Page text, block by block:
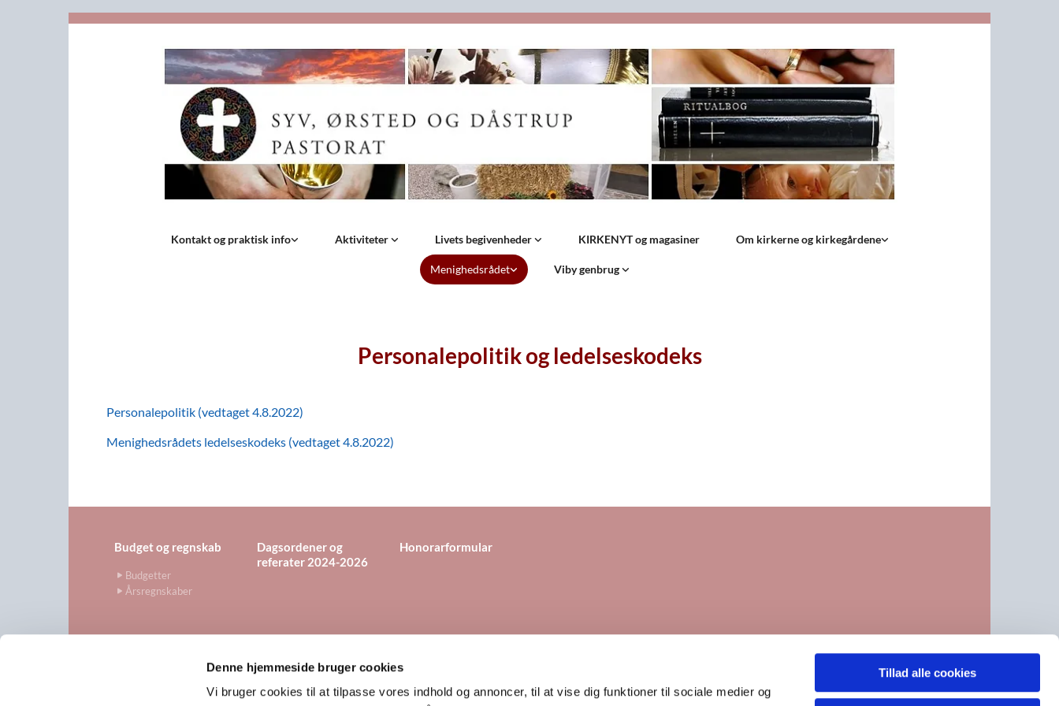
Denne hjemmeside bruger cookies
Vi bruger cookies til at tilpasse vores indhold og annoncer, til at vise dig funktioner til sociale medier og
Tillad alle cookies
Kontakt og praktisk info Aktiviteter Livets begivenheder KIRKENYT og magasiner Om kirkerne og kirkegårdene
Menighedsrådet Viby genbrug
Personalepolitik og ledelseskodeks
Personalepolitik (vedtaget 4.8.2022)
Menighedsrådets ledelseskodeks (vedtaget 4.8.2022)
Budget og regnskab
Budgetter
Årsregnskaber
Dagsordener og
referater 2024-2026
Honorarformular
www.kirkervedviby.dk · Skolevej 17, 4130 Viby Sjælland